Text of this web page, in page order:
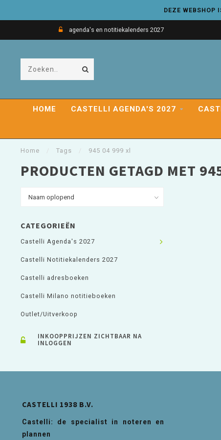
DEZE WEBSHOP
agenda's en notitiekalenders 2027
HOME CASTELLI AGENDA'S 2027
Home Tags 945 04 999 xl
PRODUCTEN GETAGD MET
CATEGORIEËN
Castelli Agenda's 2027
Castelli Notitiekalenders 2027
Castelli adresboeken
Castelli Milano notitieboeken
Outlet/Uitverkoop
INKOOPPRIJZEN ZICHTBAAR NA
INLOGGEN
CASTELLI 1938 B.V.
Castelli: de specialist in noteren en
plannen